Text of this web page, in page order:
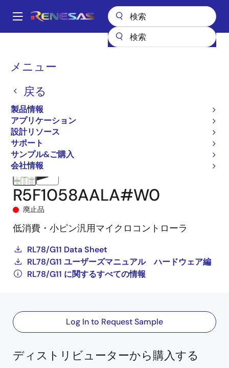
ン
Main
メニュー
戻る
製品情報
アプリケーション
設計リソース
サポート
サンプル&ご購入
会社情報
パ
く
ず
マイクロコントローラとマイクロプロセッサ
R5F1058AALA#W0
廃止品
低消費・小ピン汎用マイクロコントローラ
RL78/G11 Data Sheet
RL78/G11 ユーザーズマニュアル ハードウェア編
RL78/G11 に関するすべての情報
Log In to Request Sample
ディストリビューターから購入する